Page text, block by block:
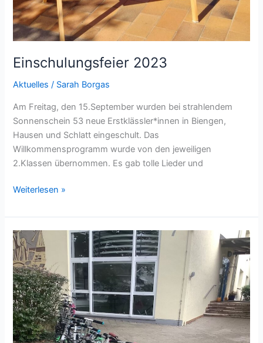
Einschulungsfeier 2023
Aktuelles / Sarah Borgas
Am Freitag, den 15.September wurden bei strahlendem
Sonnenschein 53 neue Erstklässler*innen in Biengen,
Hausen und Schlatt eingeschult. Das
Willkommensprogramm wurde von den jeweiligen
2.Klassen übernommen. Es gab tolle Lieder und
Weiterlesen »
Rollerparkplätze